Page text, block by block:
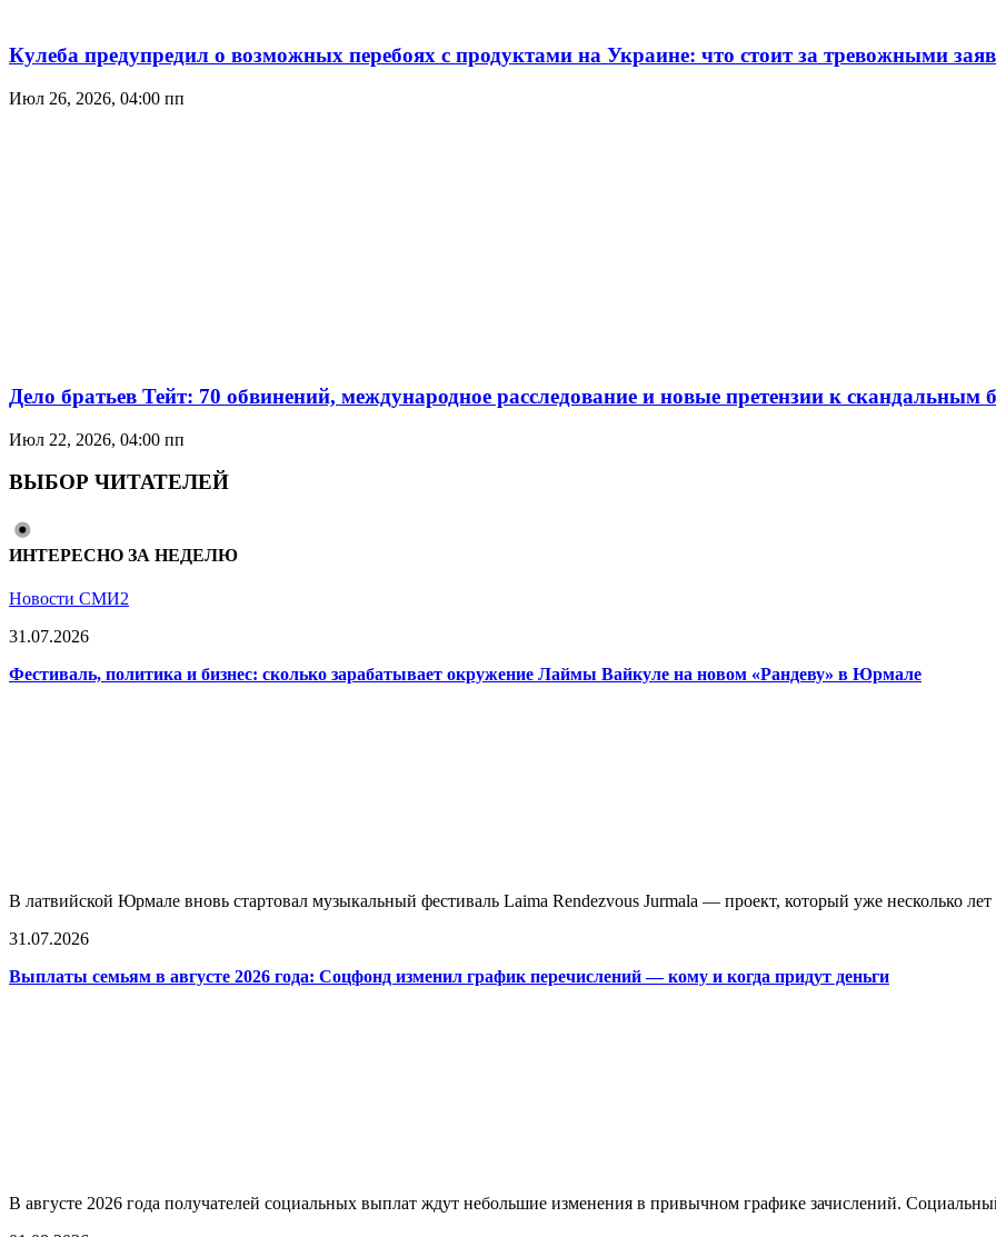
Кулеба предупредил о возможных перебоях с продуктами на Украине: что стоит за тревожными
Июл 26, 2026, 04:00 пп
Дело братьев Тейт: 70 обвинений, международное расследование и новые претензии к скандальным
Июл 22, 2026, 04:00 пп
ВЫБОР ЧИТАТЕЛЕЙ
ИНТЕРЕСНО ЗА НЕДЕЛЮ
Новости СМИ2
31.07.2026
Фестиваль, политика и бизнес: сколько зарабатывает окружение Лаймы Вайкуле на новом «Рандеву» в Юрмале
В латвийской Юрмале вновь стартовал музыкальный фестиваль Laima Rendezvous Jurmala — проект, который уже несколько лет
31.07.2026
Выплаты семьям в августе 2026 года: Соцфонд изменил график перечислений — кому и когда придут деньги
В августе 2026 года получателей социальных выплат ждут небольшие изменения в привычном графике зачислений.